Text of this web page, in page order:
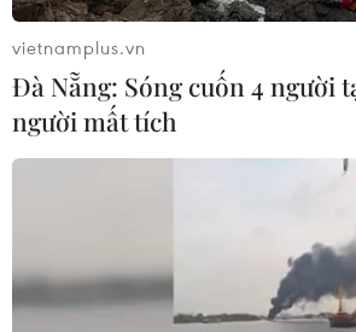
vietnamplus.vn
Đà Nẵng: Sóng cuốn 4 người
người mất tích